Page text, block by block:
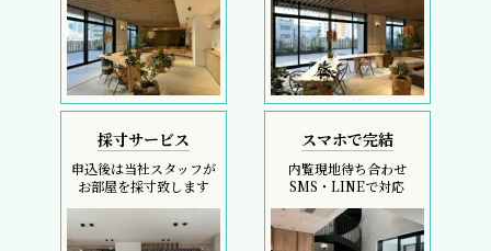
採寸サービス
申込後は当社スタッフが
お部屋を採寸致します
スマホで完結
内覧現地待ち合わせ
SMS・LINEで対応